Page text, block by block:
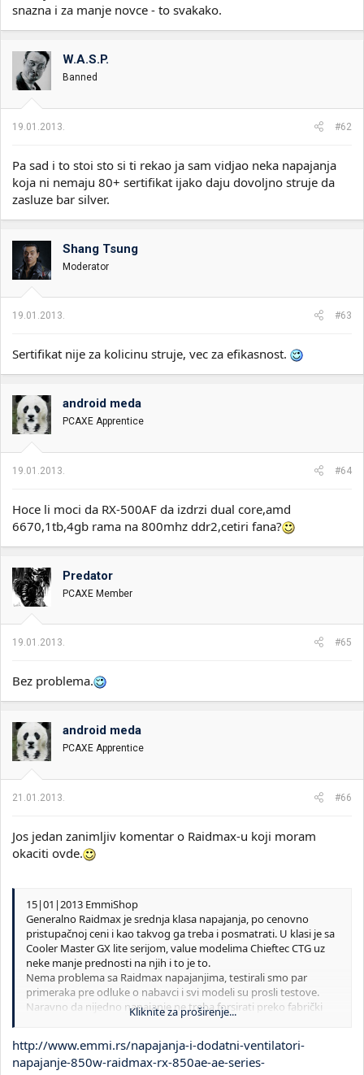
snazna i za manje novce - to svakako.
W.A.S.P.
Banned
19.01.2013. #62
Pa sad i to stoi sto si ti rekao ja sam vidjao neka napajanja
koja ni nemaju 80+ sertifikat ijako daju dovoljno struje da
zasluze bar silver.
Shang Tsung
Moderator
19.01.2013. #63
Sertifikat nije za kolicinu struje, vec za efikasnost.
android meda
PCAXE Apprentice
19.01.2013. #64
Hoce li moci da RX-500AF da izdrzi dual core,amd
6670,1tb,4gb rama na 800mhz ddr2,cetiri fana?
Predator
PCAXE Member
19.01.2013. #65
Bez problema.
android meda
PCAXE Apprentice
21.01.2013. #66
Jos jedan zanimljiv komentar o Raidmax-u koji moram
okaciti ovde.
15|01|2013 EmmiShop
Generalno Raidmax je srednja klasa napajanja, po cenovno
pristupačnoj ceni i kao takvog ga treba i posmatrati. U klasi je sa
Cooler Master GX lite serijom, value modelima Chieftec CTG uz
neke manje prednosti na njih i to je to.
Nema problema sa Raidmax napajanjima, testirali smo par
primeraka pre odluke o nabavci i svi modeli su prosli testove.
Naravno da nijedno napajanje ne treba forsirati preko fabrički
naznačenih mogućnosti, a to o "crkavanju" posle 2-3h su online
posebno domaćim jer često su neki članovi pristrasni iz svojih
razloga, ili su zaposleni u firmi konkurentu ili slepo veruju nekom
Kliknite za proširenje...
http://www.emmi.rs/napajanja-i-dodatni-ventilatori-
napajanje-850w-raidmax-rx-850ae-ae-series-